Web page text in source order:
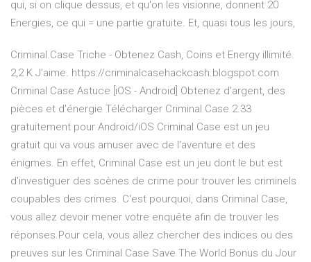
qui, si on clique dessus, et qu'on les visionne, donnent 20
Energies, ce qui = une partie gratuite. Et, quasi tous les jours,
Criminal.Case Triche - Obtenez Cash, Coins et Energy illimité.
2,2 K J’aime. https://criminalcasehackcash.blogspot.com
Criminal Case Astuce [iOS - Android] Obtenez d'argent, des
pièces et d'énergie Télécharger Criminal Case 2.33
gratuitement pour Android/iOS Criminal Case est un jeu
gratuit qui va vous amuser avec de l'aventure et des
énigmes. En effet, Criminal Case est un jeu dont le but est
d'investiguer des scènes de crime pour trouver les criminels
coupables des crimes. C'est pourquoi, dans Criminal Case,
vous allez devoir mener votre enquête afin de trouver les
réponses.Pour cela, vous allez chercher des indices ou des
preuves sur les Criminal Case Save The World Bonus du Jour